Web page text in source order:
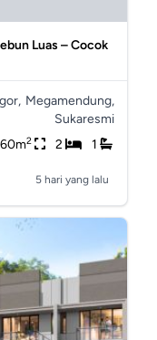
Luas – Cocok
Megamendung,
Sukaresmi
2 2 1
5 hari yang lalu